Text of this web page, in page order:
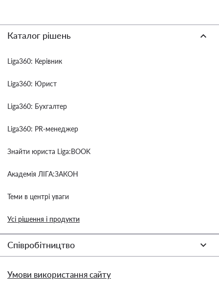
Каталог рішень
Liga360: Керівник
Liga360: Юрист
Liga360: Бухгалтер
Liga360: PR-менеджер
Знайти юриста Liga:BOOK
Академія ЛІГА:ЗАКОН
Теми в центрі уваги
Усі рішення і продукти
Співробітництво
Умови використання сайту